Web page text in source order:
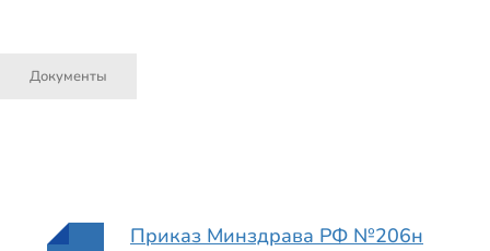
Документы
Приказ Минздрава РФ №206н